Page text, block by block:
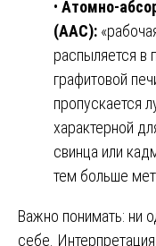
• Атомно-
(ААС):
распыляется в
графитовой
пропускается
характерной
свинца или
тем больше
Важно понимать: ни
себе.